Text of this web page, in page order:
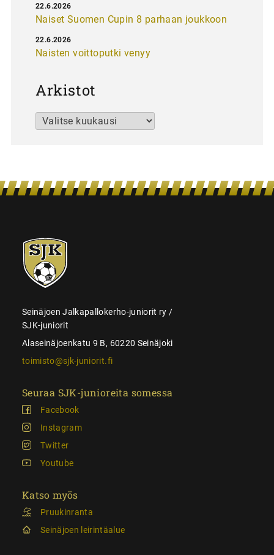
Naiset Suomen Cupin 8 parhaan joukkoon
22.6.2026
Naisten voittoputki venyy
22.6.2026
Arkistot
Arkistot
SJK-
juniorit
Seinäjoen Jalkapallokerho-juniorit ry /
SJK-juniorit
Alaseinäjoenkatu 9 B, 60220 Seinäjoki
toimisto@sjk-juniorit.fi
Seuraa SJK-junioreita somessa
Facebook
Instagram
Twitter
Youtube
Katso myös
Pruukinranta
Seinäjoen leirintäalue